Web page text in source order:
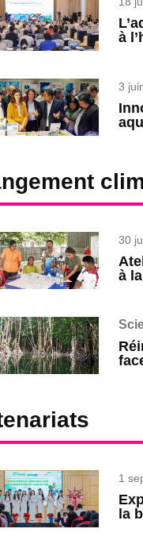
à
3
30
à
1
la